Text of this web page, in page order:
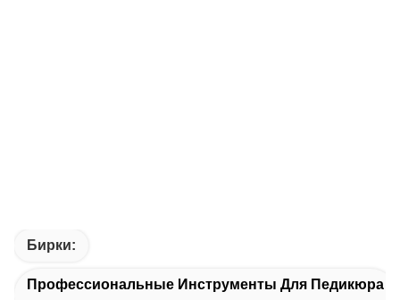
Бирки:
Профессиональные Инструменты Для Педикюра